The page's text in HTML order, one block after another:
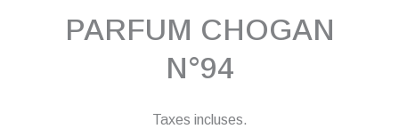
PARFUM CHOGAN
N°94
Taxes incluses.